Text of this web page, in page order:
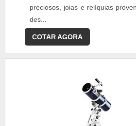
preciosos, joias e relíquias
des...
COTAR AGORA